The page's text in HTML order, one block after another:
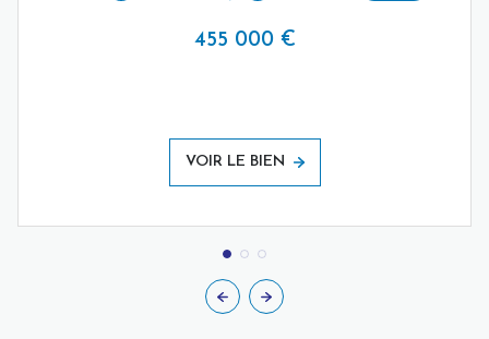
455 000 €
VOIR LE BIEN